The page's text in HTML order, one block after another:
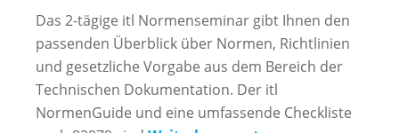
Das 2-tägige itl Normenseminar gibt Ihnen den
passenden Überblick über Normen, Richtlinien
und gesetzliche Vorgabe aus dem Bereich der
Technischen Dokumentation. Der itl
NormenGuide und eine umfassende Checkliste